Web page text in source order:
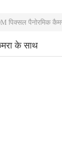
पिक्सल पैनोरमिक
के साथ